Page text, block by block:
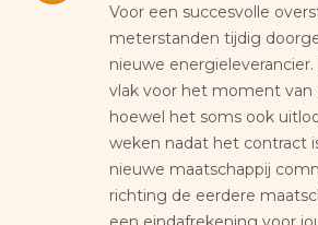
Voor een succesvolle
meterstanden tijdig
nieuwe
vlak voor het moment van
hoewel het soms ook
weken nadat het contract
nieuwe maatschappij
richting de eerdere